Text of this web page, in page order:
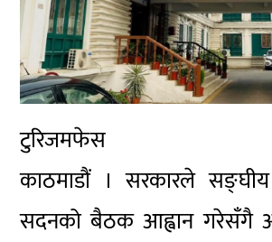
टुरिजमफेस
काठमाडौं । सरकारले
सदनको बैठक आह्वान गरेसँगै